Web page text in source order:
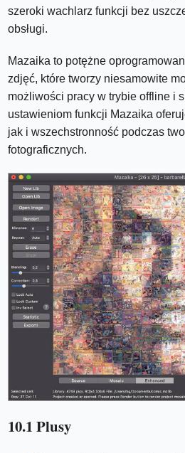
szeroki wachlarz funkcji bez
obsługi.
Mazaika to potężne
zdjęć, które tworzy niesamowite
możliwości pracy w trybie offline i
ustawieniom funkcji Mazaika
jak i wszechstronność podczas
fotograficznych.
10.1 Plusy